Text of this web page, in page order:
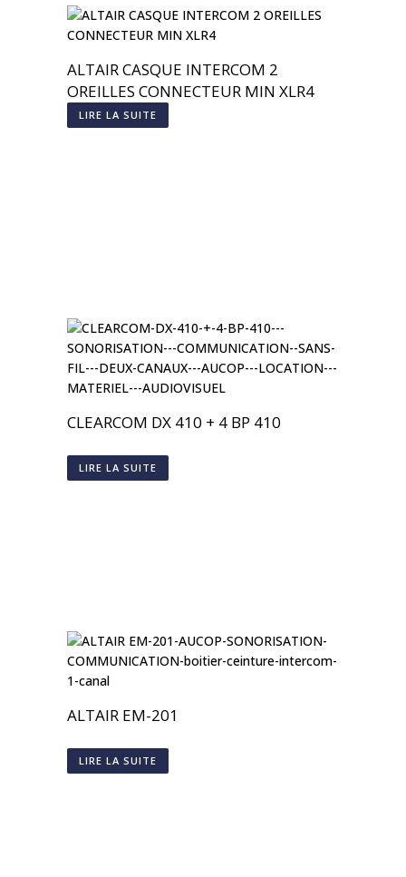
ALTAIR CASQUE INTERCOM 2
OREILLES CONNECTEUR MIN XLR4
LIRE LA SUITE
CLEARCOM DX 410 + 4 BP 410
LIRE LA SUITE
ALTAIR EM-201
LIRE LA SUITE